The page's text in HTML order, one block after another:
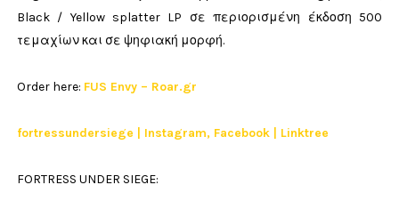
Black / Yellow splatter LP σε περιορισμένη έκδοση 500
τεμαχίων και σε ψηφιακή μορφή.
Order here: FUS Envy – Roar.gr
fortressundersiege | Instagram, Facebook | Linktree
FORTRESS UNDER SIEGE: